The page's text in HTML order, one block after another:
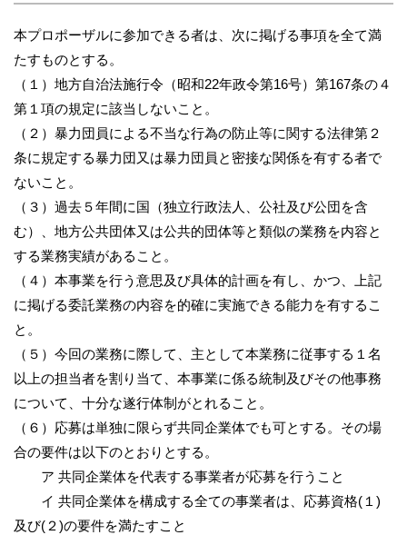
本プロポーザルに参加できる者は、次に掲げる事項を全て満
たすものとする。
（１）地方自治法施行令（昭和22年政令第16号）第167条の４
第１項の規定に該当しないこと。
（２）暴力団員による不当な行為の防止等に関する法律第２
条に規定する暴力団又は暴力団員と密接な関係を有する者で
ないこと。
（３）過去５年間に国（独立行政法人、公社及び公団を含
む）、地方公共団体又は公共的団体等と類似の業務を内容と
する業務実績があること。
（４）本事業を行う意思及び具体的計画を有し、かつ、上記
に掲げる委託業務の内容を的確に実施できる能力を有するこ
と。
（５）今回の業務に際して、主として本業務に従事する１名
以上の担当者を割り当て、本事業に係る統制及びその他事務
について、十分な遂行体制がとれること。
（６）応募は単独に限らず共同企業体でも可とする。その場
合の要件は以下のとおりとする。
ア 共同企業体を代表する事業者が応募を行うこと
イ 共同企業体を構成する全ての事業者は、応募資格(１)
及び(２)の要件を満たすこと